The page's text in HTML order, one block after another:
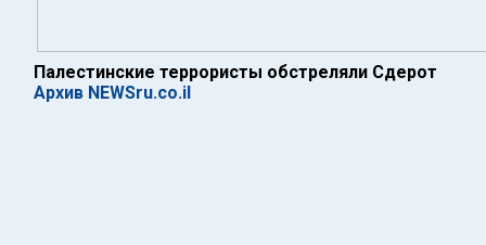
Палестинские террористы обстреляли Сдерот
Архив NEWSru.co.il